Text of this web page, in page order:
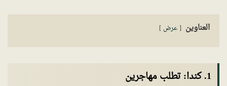
العناوين عرض
1. كندا: تطلب مهاجرين